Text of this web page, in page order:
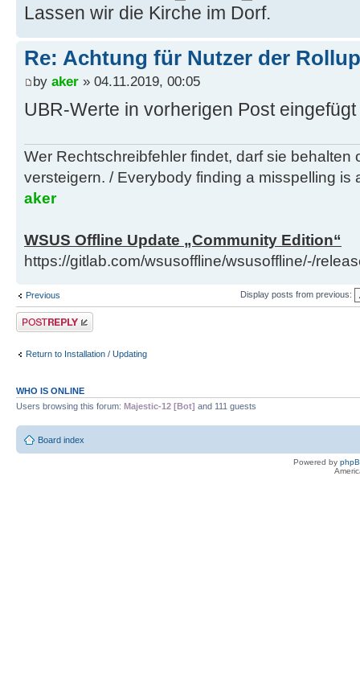
Lassen wir die Kirche im Dorf.
Re: Achtung für Nutzer der
by aker » 04.11.2019, 00:05
UBR-Werte in vorherigen Post eingefügt
Wer Rechtschreibfehler findet, darf sie behalten
versteigern. / Everybody finding a misspelling is
aker
WSUS Offline Update „Community Edition“
https://gitlab.com/wsusoffline/wsusoffline/-/
Previous Display posts from previous:
Post a reply
Return to Installation / Updating
WHO IS ONLINE
Users browsing this forum: Majestic-12 [Bot] and 111 guests
Board index
Powered by